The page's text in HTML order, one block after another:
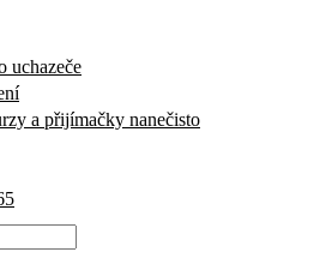
uchazeče
a přijímačky nanečisto